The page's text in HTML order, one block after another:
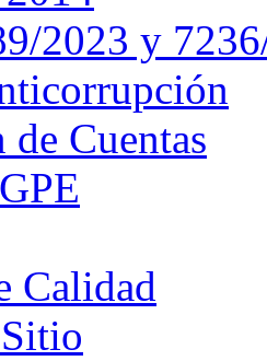
2023 y
Cuentas
Calidad